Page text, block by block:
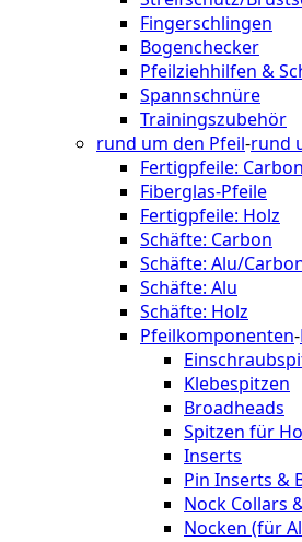
Fingerschlingen
Bogenchecker
Pfeilziehhilfen &
Spannschnüre
Trainingszubehör
rund um den Pfeil-rund
Fertigpfeile: Carbon
Fiberglas-Pfeile
Fertigpfeile: Holz
Schäfte: Carbon
Schäfte: Alu/
Schäfte: Alu
Schäfte: Holz
Pfeilkomponenten-
Klebespitzen
Broadheads
Spitzen für
Inserts
Pin Inserts &
Nock Collars
Nocken (für